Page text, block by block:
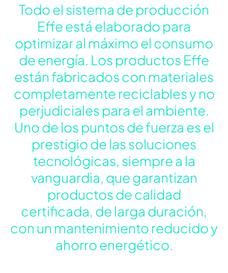
Todo el sistema de producción
Effe está elaborado para
optimizar al máximo el consumo
de energía. Los productos Effe
están fabricados con materiales
completamente reciclables y no
perjudiciales para el ambiente.
Uno de los puntos de fuerza es el
prestigio de las soluciones
tecnológicas, siempre a la
vanguardia, que garantizan
productos de calidad
certificada, de larga duración,
con un mantenimiento reducido y
ahorro energético.